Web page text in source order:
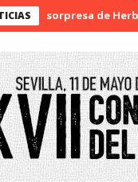
La sorpresa de